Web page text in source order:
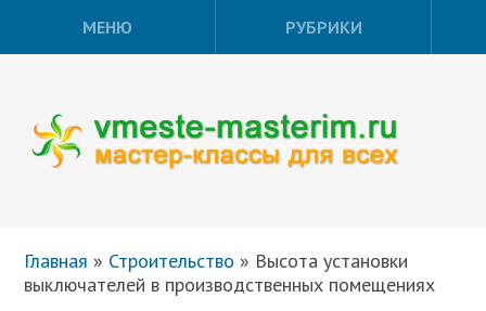
МЕНЮ РУБРИКИ
Главная » Строительство » Высота установки
выключателей в производственных помещениях